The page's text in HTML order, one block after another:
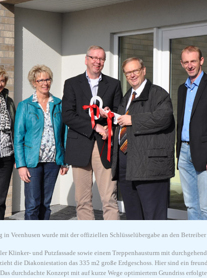
in Veenhusen wurde mit der offiziellen Schlüsselübergabe an den
Klinker- und Putzfassade sowie einem Treppenhausturm mit
die Diakoniestation das 335 m2 große Erdgeschoss. Hier sind ein
durchdachte Konzept mit auf kurze Wege optimiertem Grundriss